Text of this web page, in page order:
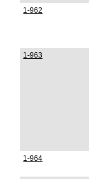
1-962
1-963
1-964